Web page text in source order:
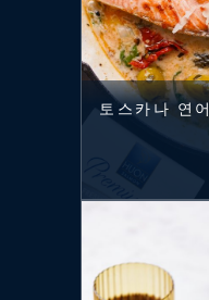
토스카나 연어